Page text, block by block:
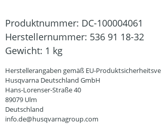
Produktnummer: DC-100004061
Herstellernummer: 536 91 18-32
Gewicht: 1 kg
Herstellerangaben gemäß EU-
Husqvarna Deutschland GmbH
Hans-Lorenser-Straße 40
89079 Ulm
Deutschland
info.de@husqvarnagroup.com